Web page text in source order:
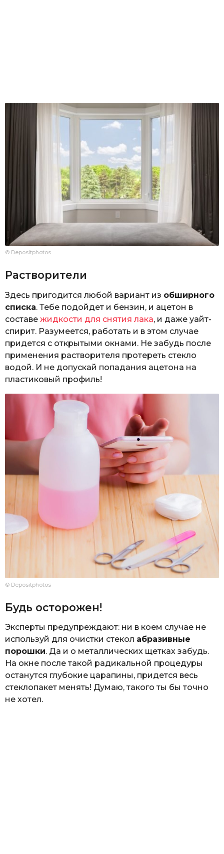
© Depositphotos
Растворители
Здесь пригодится любой вариант из обширного
списка. Тебе подойдет и бензин, и ацетон в
составе жидкости для снятия лака, и даже уайт-
спирит. Разумеется, работать и в этом случае
придется с открытыми окнами. Не забудь после
применения растворителя протереть стекло
водой. И не допускай попадания ацетона на
пластиковый профиль!
© Depositphotos
Будь осторожен!
Эксперты предупреждают: ни в коем случае не
используй для очистки стекол абразивные
порошки. Да и о металлических щетках забудь.
На окне после такой радикальной процедуры
останутся глубокие царапины, придется весь
стеклопакет менять! Думаю, такого ты бы точно
не хотел.